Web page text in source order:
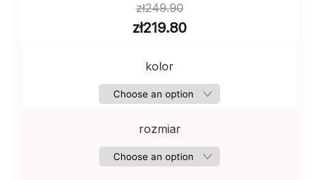
zł249.90
zł219.80
kolor
rozmiar